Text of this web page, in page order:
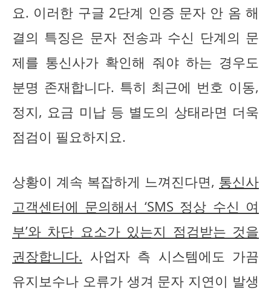
요. 이러한 구글 2단계 인증 문자 안 옴 해
결의 특징은 문자 전송과 수신 단계의 문
제를 통신사가 확인해 줘야 하는 경우도
분명 존재합니다. 특히 최근에 번호 이동,
정지, 요금 미납 등 별도의 상태라면 더욱
점검이 필요하지요.
상황이 계속 복잡하게 느껴진다면, 통신사
고객센터에 문의해서 ‘SMS 정상 수신 여
부’와 차단 요소가 있는지 점검받는 것을
권장합니다. 사업자 측 시스템에도 가끔
유지보수나 오류가 생겨 문자 지연이 발생